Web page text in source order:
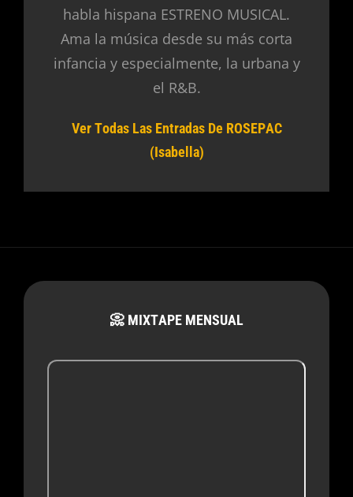
habla hispana ESTRENO MUSICAL.
Ama la música desde su más corta
infancia y especialmente, la urbana y
el R&B.
Ver Todas Las Entradas De ROSEPAC
(Isabella)
📀 MIXTAPE MENSUAL